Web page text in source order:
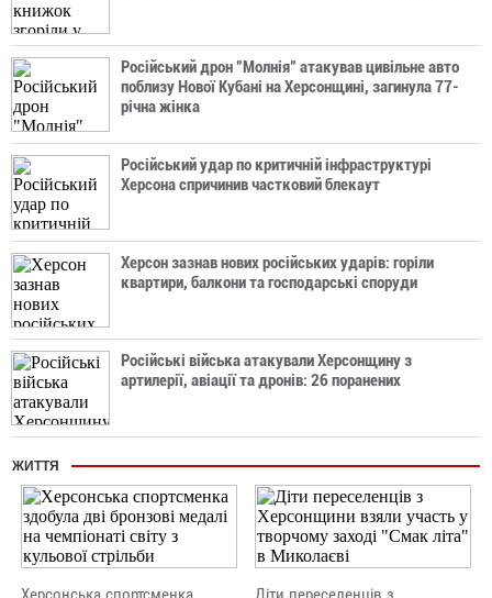
Російський дрон "Молнія" атакував цивільне авто
поблизу Нової Кубані на Херсонщині, загинула 77-
річна жінка
Російський удар по критичній інфраструктурі
Херсона спричинив частковий блекаут
Херсон зазнав нових російських ударів: горіли
квартири, балкони та господарські споруди
Російські війська атакували Херсонщину з
артилерії, авіації та дронів: 26 поранених
ЖИТТЯ